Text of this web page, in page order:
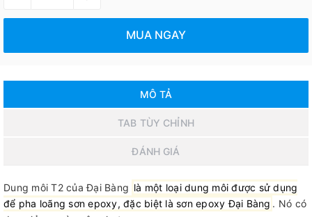
MUA NGAY
MÔ TẢ
TAB TÙY CHỈNH
ĐÁNH GIÁ
Dung môi T2 của Đại Bàng là một loại dung môi được sử dụng
để pha loãng sơn epoxy, đặc biệt là sơn epoxy Đại Bàng . Nó có